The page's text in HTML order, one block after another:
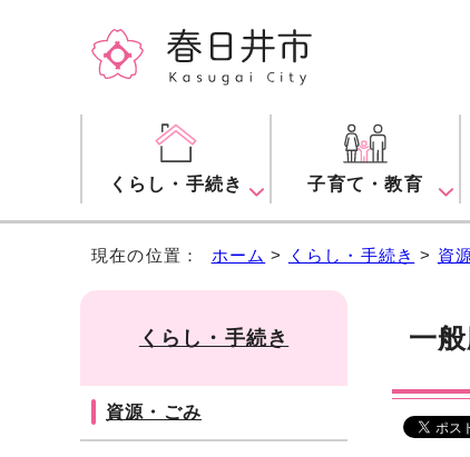
くらし・手続き 子育て・教育
現在の位置： ホーム > くらし・手続き > 資
一
くらし・手続き
資源・ごみ